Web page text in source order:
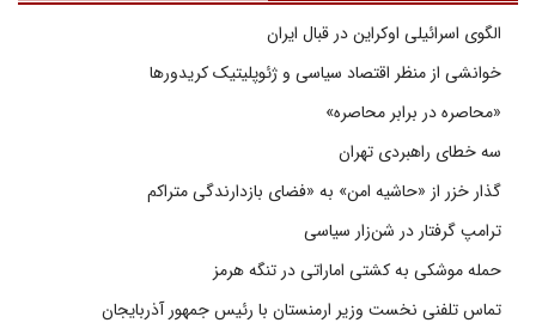
الگوی اسرائیلی اوکراین در قبال ایران
خوانشی از منظر اقتصاد سیاسی و ژئوپلیتیک کریدورها
«محاصره در برابر محاصره»
سه خطای راهبردی تهران
گذار خزر از «حاشیه امن» به «فضای بازدارندگی متراکم
ترامپ گرفتار در شن‌زار سیاسی
حمله موشکی به کشتی اماراتی در تنگه هرمز
تماس تلفنی نخست وزیر ارمنستان با رئیس جمهور آذربایجان